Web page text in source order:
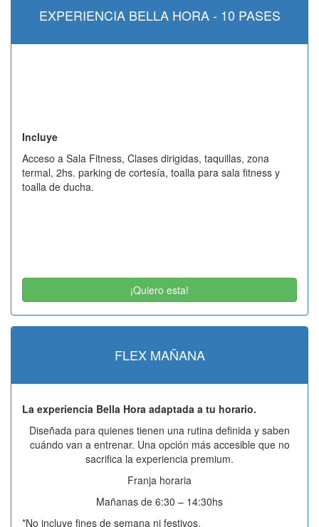
EXPERIENCIA BELLA HORA - 10 PASES
Incluye
Acceso a Sala Fitness, Clases dirigidas, taquillas, zona
termal, 2hs. parking de cortesía, toalla para sala fitness y
toalla de ducha.
¡Quiero esta!
FLEX MAÑANA
La experiencia Bella Hora adaptada a tu horario.
Diseñada para quienes tienen una rutina definida y saben
cuándo van a entrenar. Una opción más accesible que no
sacrifica la experiencia premium.
Franja horaria
Mañanas de 6:30 – 14:30hs
*No incluye fines de semana ni festivos.